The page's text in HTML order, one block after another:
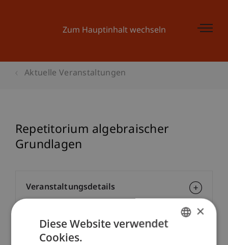
Zum Hauptinhalt wechseln
Aktuelle Veranstaltungen
Repetitorium algebraischer
Grundlagen
Veranstaltungsdetails
Kontakt
×
Diese Website verwendet
Cookies.